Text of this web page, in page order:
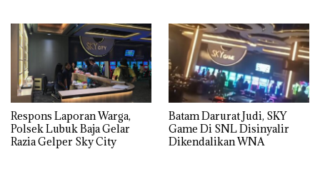
Respons Laporan Warga,
Polsek Lubuk Baja Gelar
Razia Gelper Sky City
Batam Darurat Judi, SKY
Game Di SNL Disinyalir
Dikendalikan WNA